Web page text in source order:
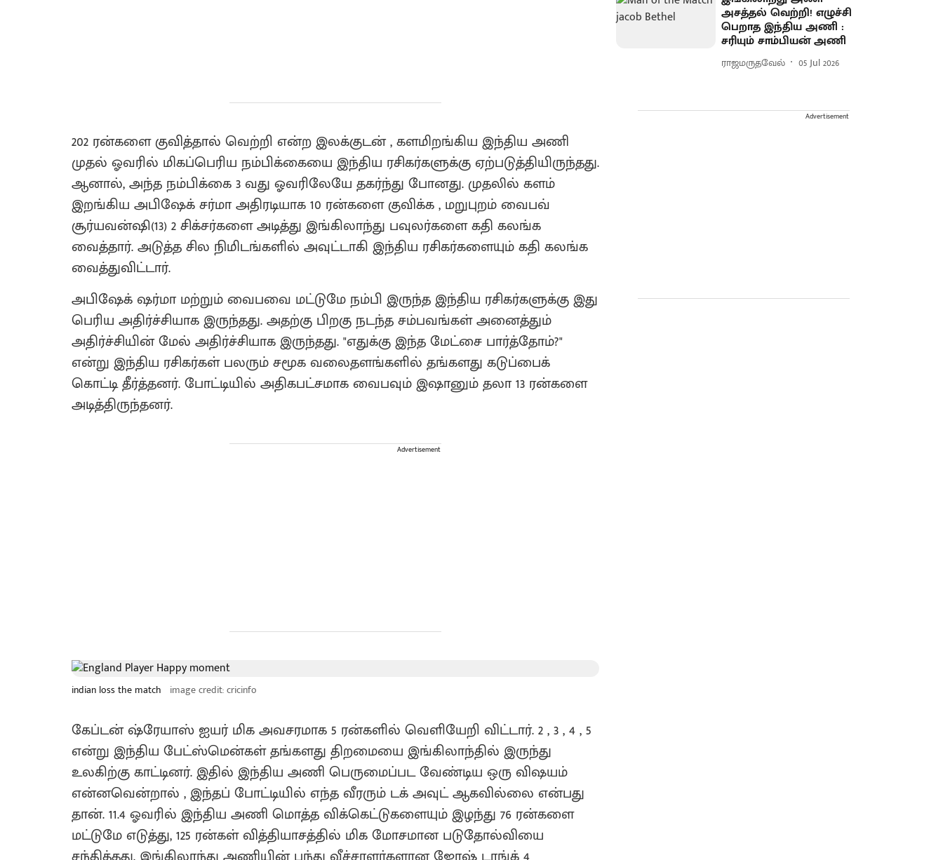
202 ரன்களை குவித்தால் வெற்றி என்ற இலக்குடன் , களமிறங்கிய இந்திய அணி
முதல் ஓவரில் மிகப்பெரிய நம்பிக்கையை இந்திய ரசிகர்களுக்கு ஏற்படுத்தியிருந்தது.
ஆனால், அந்த நம்பிக்கை 3 வது ஓவரிலேயே தகர்ந்து போனது. முதலில் களம்
இறங்கிய அபிஷேக் சர்மா அதிரடியாக 10 ரன்களை குவிக்க , மறுபுறம் வைபவ்
சூர்யவன்ஷி(13) 2 சிக்சர்களை அடித்து இங்கிலாந்து பவுலர்களை கதி கலங்க
வைத்தார். அடுத்த சில நிமிடங்களில் அவுட்டாகி இந்திய ரசிகர்களையும் கதி கலங்க
வைத்துவிட்டார்.
அபிஷேக் ஷர்மா மற்றும் வைபவை மட்டுமே நம்பி இருந்த இந்திய ரசிகர்களுக்கு இது
பெரிய அதிர்ச்சியாக இருந்தது. அதற்கு பிறகு நடந்த சம்பவங்கள் அனைத்தும்
அதிர்ச்சியின் மேல் அதிர்ச்சியாக இருந்தது. "எதுக்கு இந்த மேட்சை பார்த்தோம்?"
என்று இந்திய ரசிகர்கள் பலரும் சமூக வலைதளங்களில் தங்களது கடுப்பைக்
கொட்டி தீர்த்தனர். போட்டியில் அதிகபட்சமாக வைபவும் இஷானும் தலா 13 ரன்களை
அடித்திருந்தனர்.
Advertisement
indian loss the match image credit: cricinfo
கேப்டன் ஷ்ரேயாஸ் ஐயர் மிக அவசரமாக 5 ரன்களில் வெளியேறி விட்டார். 2 , 3 , 4 , 5
என்று இந்திய பேட்ஸ்மென்கள் தங்களது திறமையை இங்கிலாந்தில் இருந்து
உலகிற்கு காட்டினர். இதில் இந்திய அணி பெருமைப்பட வேண்டிய ஒரு விஷயம்
என்னவென்றால் , இந்தப் போட்டியில் எந்த வீரரும் டக் அவுட் ஆகவில்லை என்பது
தான். 11.4 ஓவரில் இந்திய அணி மொத்த விக்கெட்டுகளையும் இழந்து 76 ரன்களை
மட்டுமே எடுத்து, 125 ரன்கள் வித்தியாசத்தில் மிக மோசமான படுதோல்வியை
அசத்தல் வெற்றி! எழுச்சி
பெறாத இந்திய அணி :
சரியும் சாம்பியன் அணி
ராஜமருதவேல் 05 Jul 2026
Advertisement